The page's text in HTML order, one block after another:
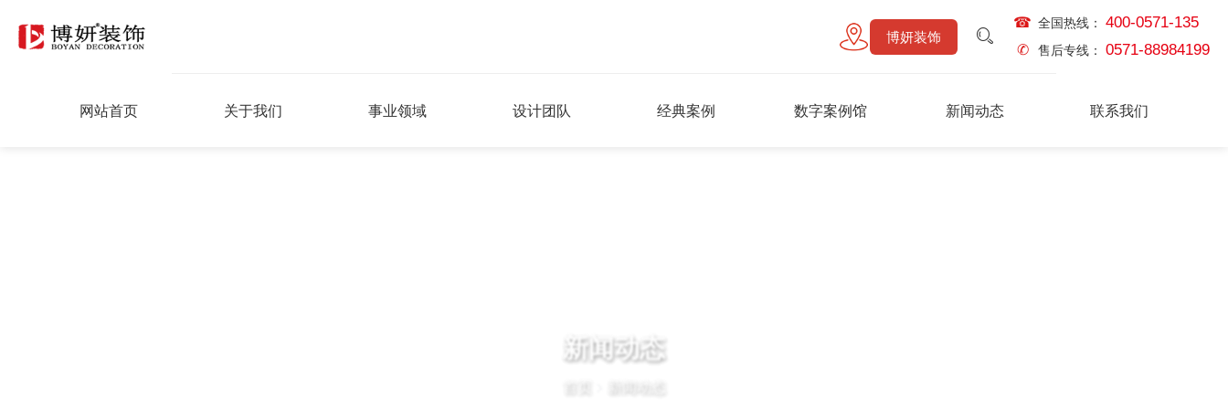
博妍装饰
☎ 全国热线： 400-0571-135
✆ 售后专线： 0571-88984199
网站首页 关于我们 事业领域 设计团队 经典案例 数字案例馆 新闻动态 联系我们
新闻动态
首页 新闻动态